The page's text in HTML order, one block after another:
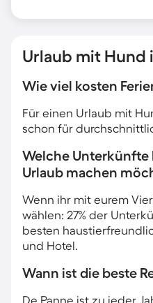
Urlaub mit Hund
Wie viel kosten
Für einen Urlaub mit
schon für
Welche Unterkünfte
Urlaub machen
Wenn ihr mit eurem
wählen: 27% der
besten
und Hotel.
Wann ist die beste
De Panne ist zu jeder